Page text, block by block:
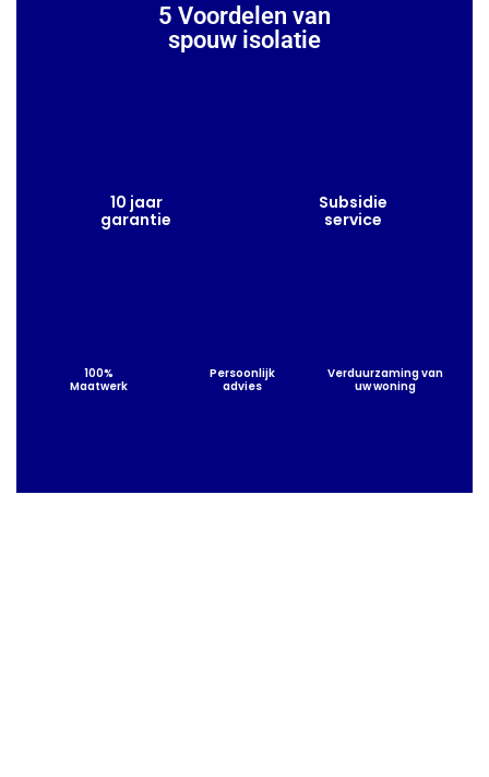
5 Voordelen van
spouw isolatie
10 jaar
garantie
Subsidie
service
100%
Maatwerk
Persoonlijk
advies
Verduurzaming van
uw woning